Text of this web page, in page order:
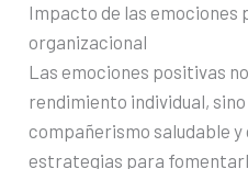
Impacto de las emociones
organizacional
Las emociones positivas
rendimiento individual,
compañerismo saludable
estrategias para